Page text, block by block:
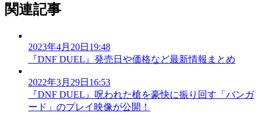
関連記事
2023年4月20日19:48
『DNF DUEL』発売日や価格など最新情報まとめ
2022年3月29日16:53
『DNF DUEL』呪われた槍を豪快に振り回す「バンガ
ード」のプレイ映像が公開！